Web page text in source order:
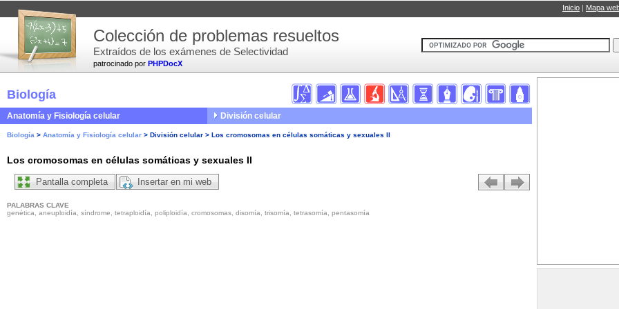
patrocinado por PHPDocX
Inicio | Mapa
Colección de problemas resueltos
Extraídos de los exámenes de Selectividad
Biología
Anatomía y Fisiología celular División celular
Biología > Anatomía y Fisiología celular > División celular > Los cromosomas en células somáticas y sexuales II
Los cromosomas en células somáticas y sexuales II
Pantalla completa Insertar en mi web
PALABRAS CLAVE
genética, aneuploidía, síndrome, tetraploidía, poliploidía, cromosomas, disomía, trisomía, tetrasomía, pentasomía